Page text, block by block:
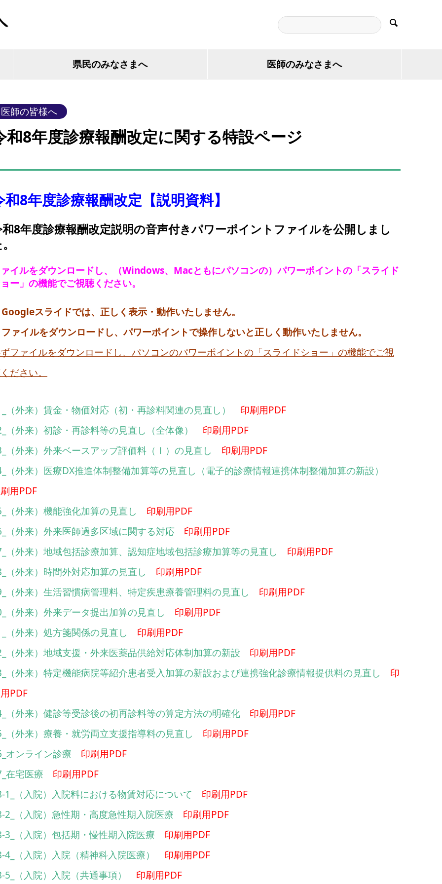

県民のみなさまへ 医師のみなさまへ
医師の皆様へ
和8年度診療報酬改定に関する特設ページ
和8年度診療報酬改定【説明資料】
8年度診療報酬改定説明の音声付きパワーポイントファイルを公開しまし
イルをダウンロードし、（Windows、Macともにパソコンの）パワーポイントの「スライド
ー」の機能でご視聴ください。
スライドでは、正しく表示・動作いたしません。
ァイルをダウンロードし、パワーポイントで操作しないと正しく動作いたしません。
ファイルをダウンロードし、パソコンのパワーポイントの「スライドショー」の機能でご視
ださい。
（外来）賃金・物価対応（初・再診料関連の見直し）
印刷用PDF
（外来）初診・再診料等の見直し（全体像）
印刷用PDF
（外来）外来ベースアップ評価料（Ⅰ）の見直し
印刷用PDF
（外来）医療DX推進体制整備加算等の見直し（電子的診療情報連携体制整備加算の新設）
用PDF
（外来）機能強化加算の見直し
印刷用PDF
（外来）外来医師過多区域に関する対応
印刷用PDF
（外来）地域包括診療加算、認知症地域包括診療加算等の見直し
印刷用PDF
（外来）時間外対応加算の見直し
印刷用PDF
（外来）生活習慣病管理料、特定疾患療養管理料の見直し
印刷用PDF
（外来）外来データ提出加算の見直し
印刷用PDF
（外来）処方箋関係の見直し
印刷用PDF
（外来）地域支援・外来医薬品供給対応体制加算の新設
印刷用PDF
（外来）特定機能病院等紹介患者受入加算の新設および連携強化診療情報提供料の見直し
印
PDF
（外来）健診等受診後の初再診料等の算定方法の明確化
印刷用PDF
（外来）療養・就労両立支援指導料の見直し
印刷用PDF
オンライン診療
印刷用PDF
在宅医療
印刷用PDF
1_（入院）入院料における物賃対応について
印刷用PDF
2_（入院）急性期・高度急性期入院医療
印刷用PDF
3_（入院）包括期・慢性期入院医療
印刷用PDF
4_（入院）入院（精神科入院医療）
印刷用PDF
5_（入院）入院（共通事項）
印刷用PDF